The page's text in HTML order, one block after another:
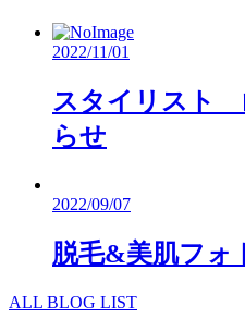
2022/11/01
スタイリスト
らせ
2022/09/07
脱毛&美肌フォ
ALL BLOG LIST